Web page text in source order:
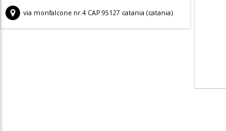
via monfalcone nr.4CAP 95127 catania (catania)